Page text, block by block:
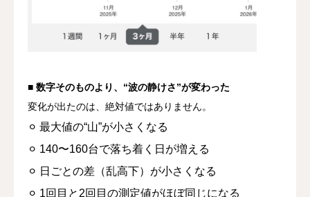
■ 数字そのものより、“波の静けさ”が変わった
変化が出たのは、絶対値ではありません。
⚪︎ 最大値の“山”が小さくなる
⚪︎ 140〜160台で落ち着く日が増える
⚪︎ 日ごとの差（乱高下）が小さくなる
⚪︎ 1回目と2回目の測定値がほぼ同じになる